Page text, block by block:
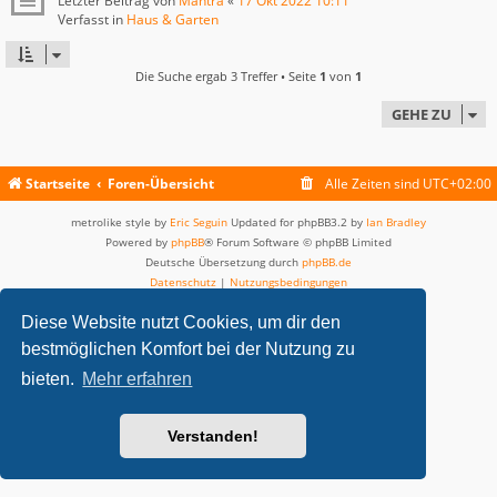
Diese Website nutzt Cookies, um dir den
bestmöglichen Komfort bei der Nutzung zu
bieten. Mehr erfahren
Verstanden!
Verfasst in Haus & Garten
Die Suche ergab 3 Treffer • Seite 1 von 1
GEHE ZU
Startseite Foren-Übersicht Alle Zeiten sind UTC+02:00
metrolike style by Eric Seguin Updated for phpBB3.2 by Ian Bradley
Powered by phpBB® Forum Software © phpBB Limited
Deutsche Übersetzung durch phpBB.de
Datenschutz | Nutzungsbedingungen